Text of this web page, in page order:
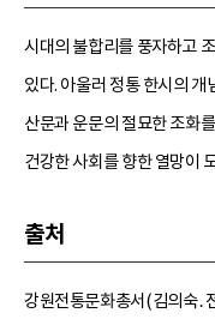
시대의 불합리를 풍자하고
있다. 아울러 정통 한시의 개
산문과 운문의 절묘한 조화
건강한 사회를 향한 열망이
출처
강원전통문화총서(김의숙․